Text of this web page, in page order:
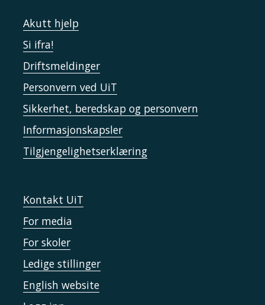
Akutt hjelp
Si ifra!
Driftsmeldinger
Personvern ved UiT
Sikkerhet, beredskap og personvern
Informasjonskapsler
Tilgjengelighetserklæring
Kontakt UiT
For media
For skoler
Ledige stillinger
English website